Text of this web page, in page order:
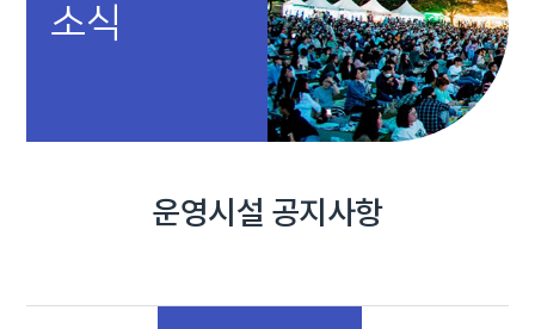
소식
운영시설 공지사항